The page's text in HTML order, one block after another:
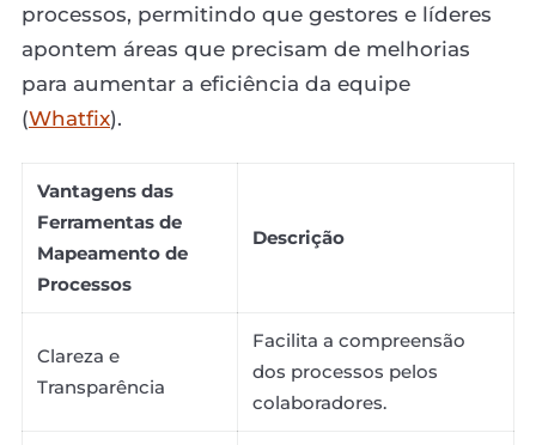
processos, permitindo que gestores e líderes
apontem áreas que precisam de melhorias
para aumentar a eficiência da equipe
(Whatfix).
Vantagens das
Ferramentas de
Mapeamento de
Processos
Descrição
Clareza e
Transparência
Facilita a compreensão
dos processos pelos
colaboradores.